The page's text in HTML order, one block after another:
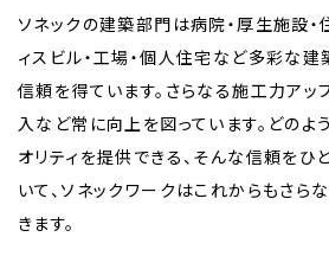
ソネックの建築部門は病院・厚生施設・
ィスビル・工場・個人住宅など多彩な建
信頼を得ています。さらなる施工力アッ
入など常に向上を図っています。どのよ
オリティを提供できる、そんな信頼をひ
いて、ソネックワークはこれからもさら
きます。